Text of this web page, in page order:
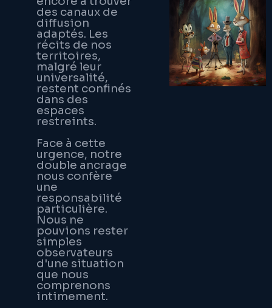
des canaux de
diffusion
adaptés. Les
récits de nos
territoires,
malgré leur
universalité,
restent confinés
dans des
espaces
restreints.
Face à cette
urgence, notre
double ancrage
nous confère
une
responsabilité
particulière.
Nous ne
pouvions rester
simples
observateurs
d'une situation
que nous
comprenons
intimement.